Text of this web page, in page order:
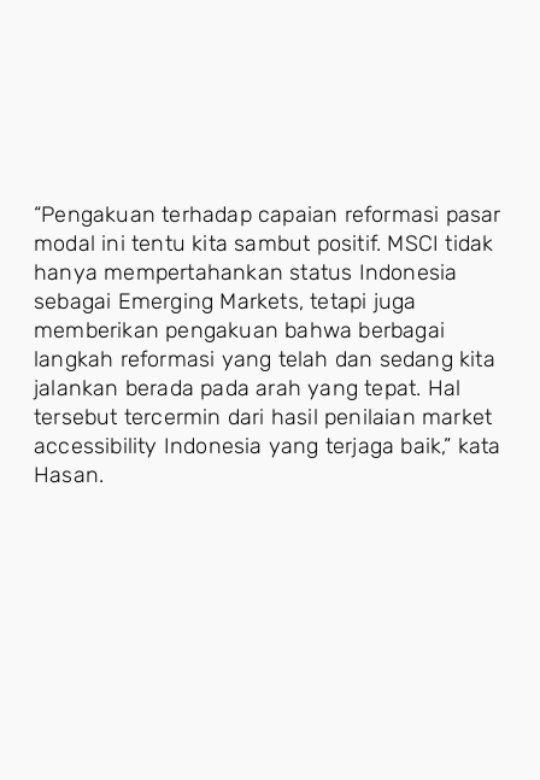
“Pengakuan terhadap capaian reformasi pasar
modal ini tentu kita sambut positif. MSCI tidak
hanya mempertahankan status Indonesia
sebagai Emerging Markets, tetapi juga
memberikan pengakuan bahwa berbagai
langkah reformasi yang telah dan sedang kita
jalankan berada pada arah yang tepat. Hal
tersebut tercermin dari hasil penilaian market
accessibility Indonesia yang terjaga baik,” kata
Hasan.